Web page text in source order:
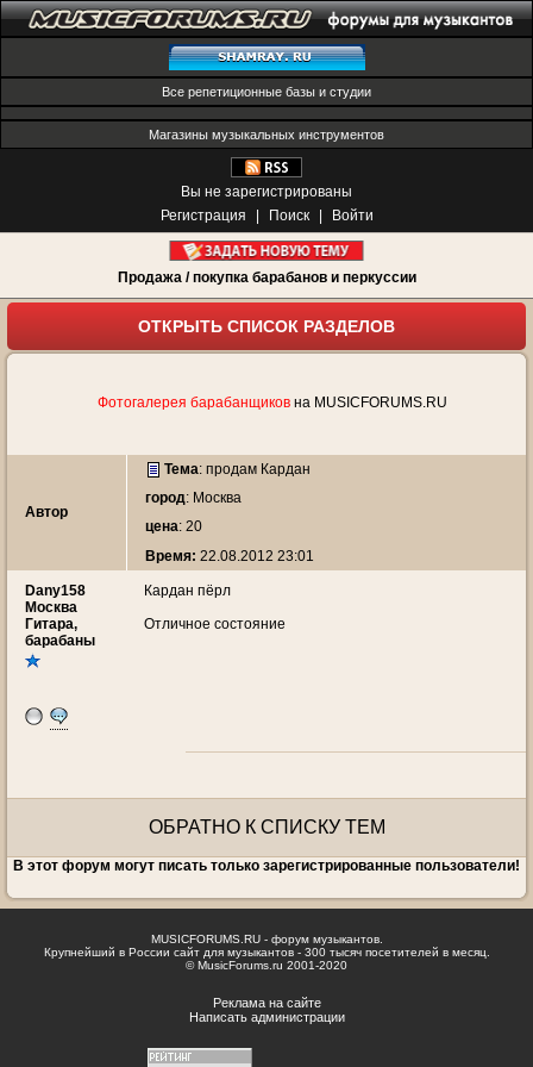
Все репетиционные базы и студии
Магазины музыкальных инструментов
Вы не зарегистрированы
Регистрация
Поиск Войти
Продажа / покупка барабанов и перкуссии
ОТКРЫТЬ СПИСОК РАЗДЕЛОВ
Фотогалерея барабанщиков на MUSICFORUMS.RU
Автор
Тема: продам Кардан
город: Москва
цена: 20
Время: 22.08.2012 23:01
Dany158
Москва
Гитара,
барабаны
Кардан пёрл
Отличное состояние
ОБРАТНО К СПИСКУ ТЕМ
В этот форум могут писать только зарегистрированные пользователи!
MUSICFORUMS.RU - форум музыкантов.
Крупнейший в России сайт для музыкантов - 300 тысяч посетителей в месяц.
© MusicForums.ru 2001-2020
Реклама на сайте
Написать администрации